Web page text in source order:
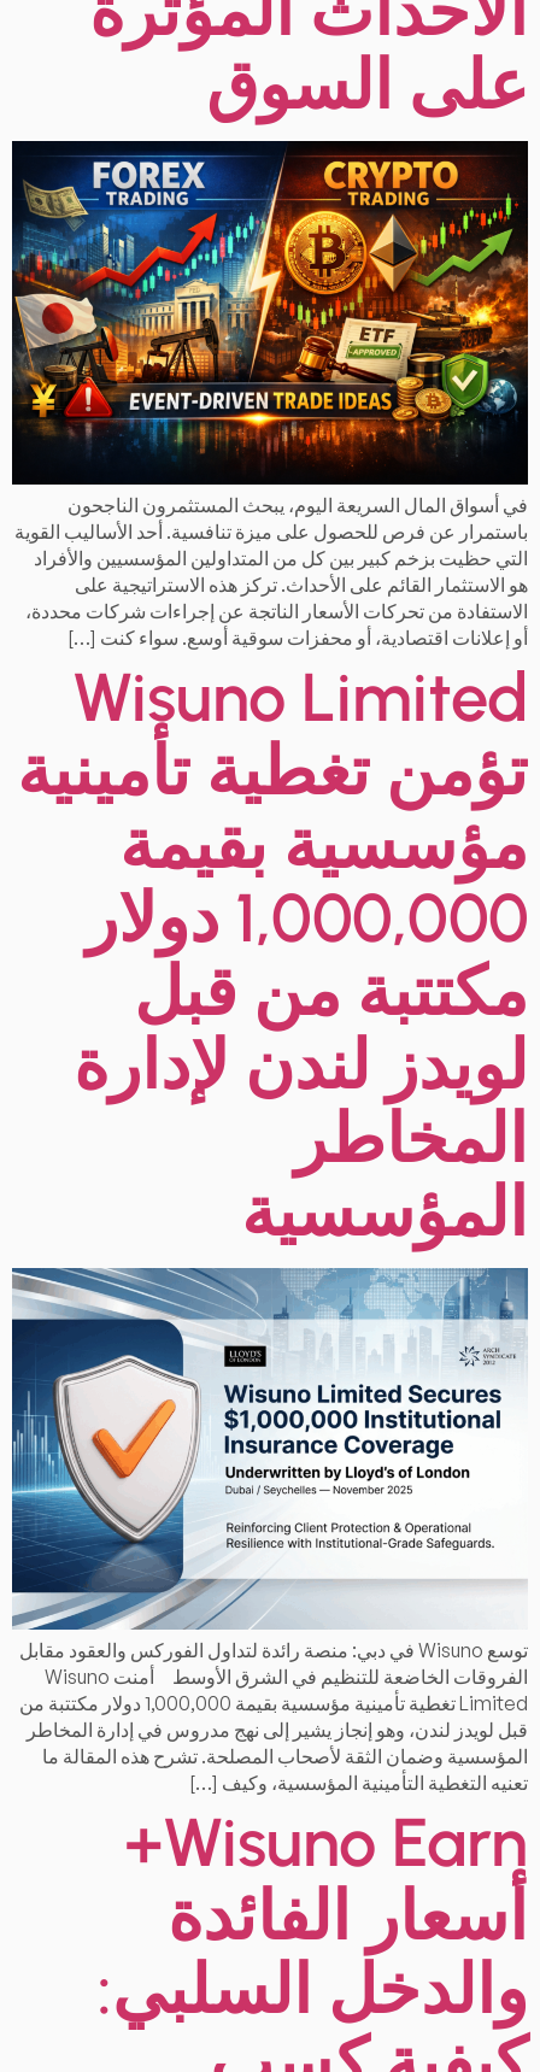
على السوق
في أسواق المال السريعة اليوم، يبحث المستثمرون الناجحون
باستمرار عن فرص للحصول على ميزة تنافسية. أحد الأساليب القوية
التي حظيت بزخم كبير بين كل من المتداولين المؤسسيين والأفراد
هو الاستثمار القائم على الأحداث. تركز هذه الاستراتيجية على
الاستفادة من تحركات الأسعار الناتجة عن إجراءات شركات محددة،
أو إعلانات اقتصادية، أو محفزات سوقية أوسع. سواء كنت […]
Wisuno Limited
تؤمن تغطية تأمينية
مؤسسية بقيمة
1,000,000 دولار
مكتتبة من قبل
لويدز لندن لإدارة
المخاطر
المؤسسية
توسع Wisuno في دبي: منصة رائدة لتداول الفوركس والعقود مقابل
الفروقات الخاضعة للتنظيم في الشرق الأوسط أمنت Wisuno
Limited تغطية تأمينية مؤسسية بقيمة 1,000,000 دولار مكتتبة من
قبل لويدز لندن، وهو إنجاز يشير إلى نهج مدروس في إدارة المخاطر
المؤسسية وضمان الثقة لأصحاب المصلحة. تشرح هذه المقالة ما
تعنيه التغطية التأمينية المؤسسية، وكيف […]
Wisuno Earn+
أسعار الفائدة
والدخل السلبي: